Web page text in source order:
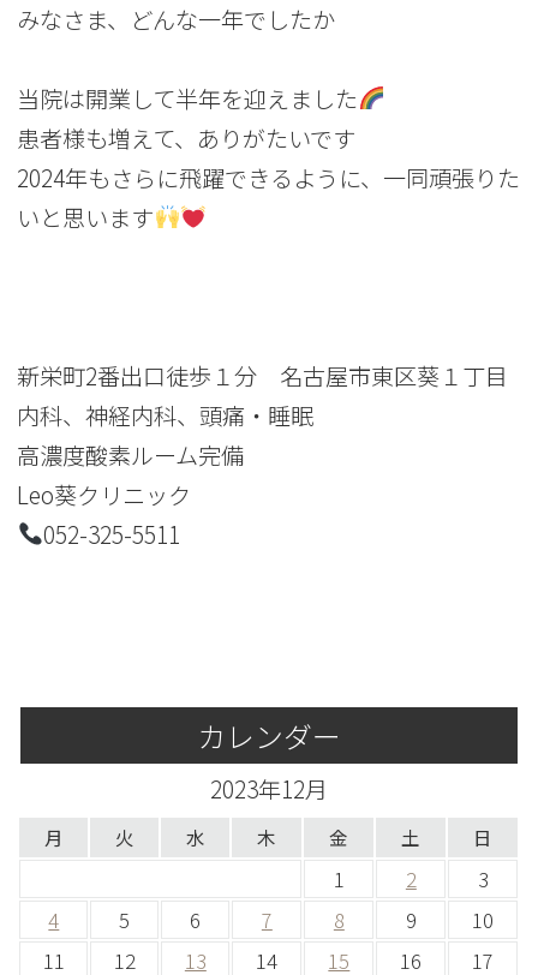
みなさま、どんな一年でしたか
当院は開業して半年を迎えました
患者様も増えて、ありがたいです
2024年もさらに飛躍できるように、一同頑張りた
いと思います
新栄町2番出口徒歩１分 名古屋市東区葵１丁目
内科、神経内科、頭痛・睡眠
高濃度酸素ルーム完備
Leo葵クリニック
052-325-5511
カレンダー
2023年12月
月 火 水 木 金 土 日
1 2
3
4
5 6 7 8 9
10
11
12 13 14 15 16 17